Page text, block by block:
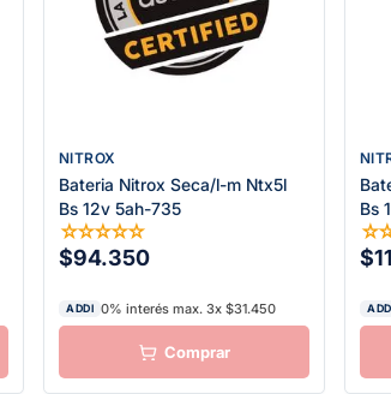
NITROX
Bateria Nitrox Seca/l-m Ntx5l
Bs 12v 5ah-735
☆☆☆☆☆
$94.350
ADDI 0% interés max. 3x $31.450
Bs
☆